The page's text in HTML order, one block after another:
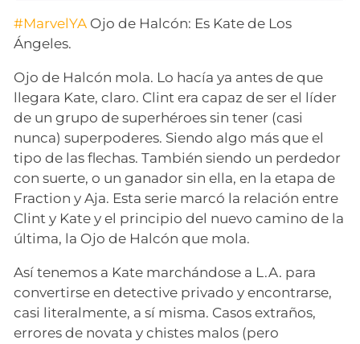
#MarvelYA Ojo de Halcón: Es Kate de Los
Ángeles.
Ojo de Halcón mola. Lo hacía ya antes de que
llegara Kate, claro. Clint era capaz de ser el líder
de un grupo de superhéroes sin tener (casi
nunca) superpoderes. Siendo algo más que el
tipo de las flechas. También siendo un perdedor
con suerte, o un ganador sin ella, en la etapa de
Fraction y Aja. Esta serie marcó la relación entre
Clint y Kate y el principio del nuevo camino de la
última, la Ojo de Halcón que mola.
Así tenemos a Kate marchándose a L.A. para
convertirse en detective privado y encontrarse,
casi literalmente, a sí misma. Casos extraños,
errores de novata y chistes malos (pero